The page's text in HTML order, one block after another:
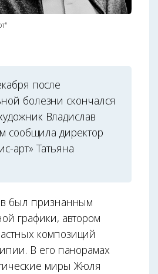
после
болезни скончался
Владислав
сообщила директор
арт» Татьяна
был признанным
графики, автором
композиций
В его панорамах
миры Жюля